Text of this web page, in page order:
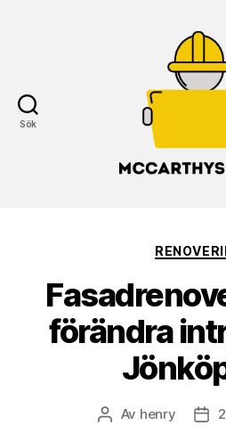
Sök
förändra
Inläggsförfattare
Av henry